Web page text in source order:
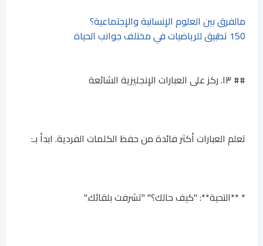
مالفرق بين العلوم الإنسانية والإجتماعية؟
150 تطبيق للرياضيات في مختلف جوانب الحياة
## ١٣. ركز على العبارات الإنجليزية الشائعة
تعلم العبارات أكثر فائدة من حفظ الكلمات الفردية. ابدأ بـ:
* **التحية**: "كيف حالك؟" "تشرفت بلقائك."